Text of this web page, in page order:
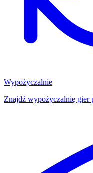
Wypożyczalnie
Znajdź wypożyczalnię gier